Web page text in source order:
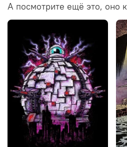
А посмотрите ещё это, оно